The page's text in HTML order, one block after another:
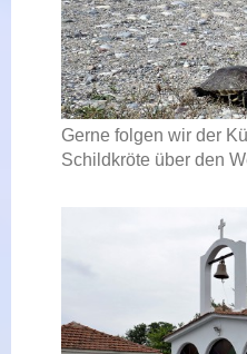
Gerne folgen wir der
Schildkröte über den